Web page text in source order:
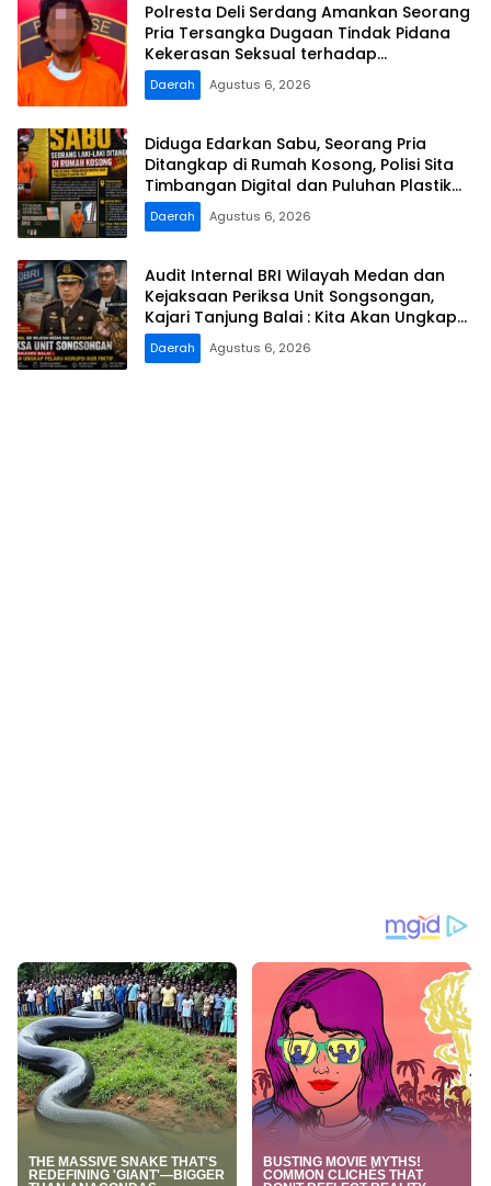
Polresta Deli Serdang Amankan Seorang
Pria Tersangka Dugaan Tindak Pidana
Kekerasan Seksual terhadap
Penyandang Disabilitas
Daerah Agustus 6, 2026
Diduga Edarkan Sabu, Seorang Pria
Ditangkap di Rumah Kosong, Polisi Sita
Timbangan Digital dan Puluhan Plastik
Klip
Daerah Agustus 6, 2026
Audit Internal BRI Wilayah Medan dan
Kejaksaan Periksa Unit Songsongan,
Kajari Tanjung Balai : Kita Akan Ungkap
Pelaku Korupsi KUR Fiktif
Daerah Agustus 6, 2026